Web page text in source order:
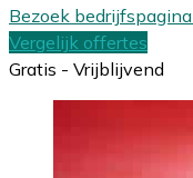
Bezoek bedrijfspagina
Vergelijk offertes
Gratis - Vrijblijvend